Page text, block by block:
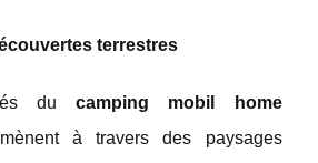
terrestres
ducamping mobil home
à travers des paysages